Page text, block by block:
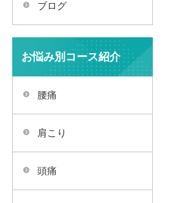
ブログ
お悩み別コース紹介
腰痛
肩こり
頭痛